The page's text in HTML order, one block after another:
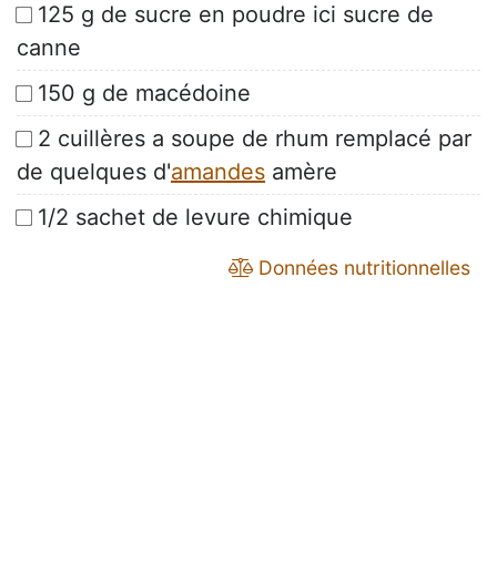
125 g de sucre en poudre ici sucre de
canne
150 g de macédoine
2 cuillères a soupe de rhum remplacé par
de quelques d'amandes amère
1/2 sachet de levure chimique
Données nutritionnelles